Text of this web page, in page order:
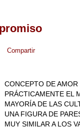
Compartir
CONCEPTO DE AMOR
PRÁCTICAMENTE EL
MAYORÍA DE LAS
UNA FIGURA DE
MUY SIMILAR A LOS